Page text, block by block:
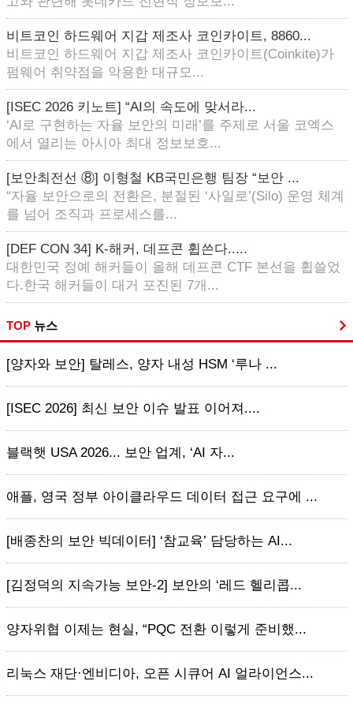
비트코인 하드웨어 지갑 제조사 코인카이트, 8860...
비트코인 하드웨어 지갑 제조사 코인카이트(Coinkite)가
펌웨어 취약점을 악용한 대규모...
[ISEC 2026 키노트] “AI의 속도에 맞서라...
‘AI로 구현하는 자율 보안의 미래’를 주제로 서울 코엑스
에서 열리는 아시아 최대 정보보호...
[보안최전선 ⑧] 이형철 KB국민은행 팀장 “보안 ...
“자율 보안으로의 전환은, 분절된 ‘사일로’(Silo) 운영 체계
를 넘어 조직과 프로세스를...
[DEF CON 34] K-해커, 데프콘 휩쓴다.....
대한민국 정예 해커들이 올해 데프콘 CTF 본선을 휩쓸었
다.한국 해커들이 대거 포진된 7개...
TOP 뉴스
[양자와 보안] 탈레스, 양자 내성 HSM ‘루나 ...
[ISEC 2026] 최신 보안 이슈 발표 이어져....
블랙햇 USA 2026... 보안 업계, ‘AI 자...
애플, 영국 정부 아이클라우드 데이터 접근 요구에 ...
[배종찬의 보안 빅데이터] ‘참교육’ 담당하는 AI...
[김정덕의 지속가능 보안-2] 보안의 ‘레드 헬리콥...
양자위협 이제는 현실, “PQC 전환 이렇게 준비했...
리눅스 재단·엔비디아, 오픈 시큐어 AI 얼라이언스...